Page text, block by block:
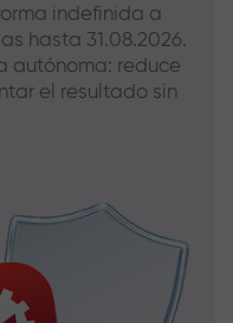
indefinida a
hasta 31.08.2026.
autónoma: reduce
el resultado sin